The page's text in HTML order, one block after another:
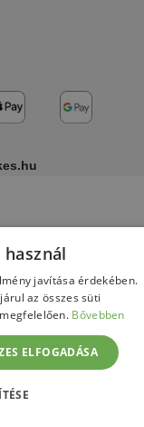
javítása érdekében.
az összes süti
Bővebben
ELFOGADÁSA